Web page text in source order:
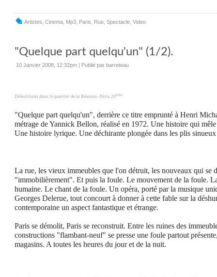
Artistes Cinema Mp3 Paris Rue Spectacle Video
"Quelque part quelqu'un" (1/2).
10 Janvier 2008, 12:32pm | Publié par barreteau
Démolitions dans le quartier de la Réunion- Paris 20ème.
"Quelque part quelqu'un", derrière ce titre emprunté à Henri
métrage de Yannick Bellon, réalisé en 1972. Une histoire qui
Une histoire lyrique. Une déchirante plongée dans les plis
La rue, les vieux immeubles que l'on détruit, les nouveaux qui se
"immobilièrement". Et puis la foule. Le mouvement de la foule.
humaine. Le chant de la foule. Un opéra, porté par la musique
Georges Delerue, tout concourt à donner à cette fable sur la
contemporaine un aspect fantastique et étrange.
Paris se démolit, Paris se reconstruit. Entre les ruines des
constructions "flambant-neuf" se presse une foule partout
magasins. A toutes les heures du jour et de la nuit.